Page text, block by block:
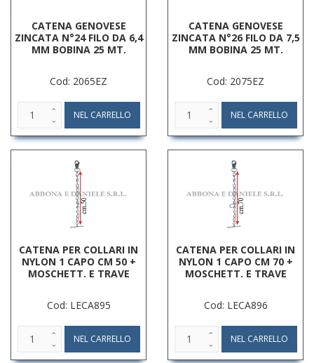
CATENA GENOVESE
ZINCATA N°24 FILO DA 6,4
MM BOBINA 25 MT.
Cod: 2065EZ
CATENA GENOVESE
ZINCATA N°26 FILO DA 7,5
MM BOBINA 25 MT.
Cod: 2075EZ
CATENA PER COLLARI IN
NYLON 1 CAPO CM 50 +
MOSCHETT. E TRAVE
Cod: LECA895
CATENA PER COLLARI IN
NYLON 1 CAPO CM 70 +
MOSCHETT. E TRAVE
Cod: LECA896